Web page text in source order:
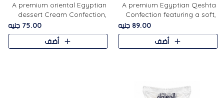
A premium Egyptian Qeshta
Confection featuring a soft,
creamy texture paired with a
rich layer of premium
chocolate and the distinctive
89.00 جنيه
أضف
A premium oriental Egyptian
dessert Cream Confection,
featuring a soft, creamy
texture and the distinctive
flavor of roasted hazelnuts.
75.00 جنيه
أضف